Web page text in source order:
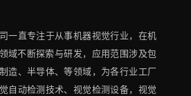
一直专注于从事机器视觉行业，在机
域不断探索与研发​，应用范围涉及包
造、半导体、等领域，为各行业工厂
自动检测技术、视觉检测设备，视觉